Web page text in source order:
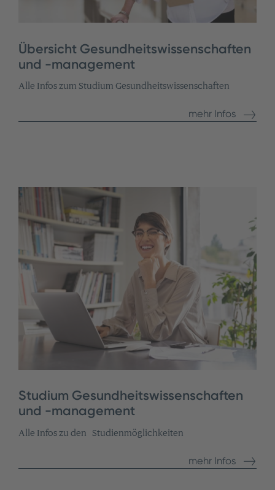
Übersicht Gesundheitswissenschaften
und -management
Alle Infos zum Studium Gesundheitswissenschaften
mehr Infos
Studium Gesundheitswissenschaften
und -management
Alle Infos zu den Studienmöglichkeiten
mehr Infos